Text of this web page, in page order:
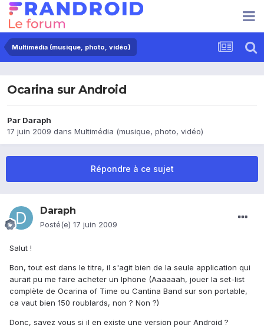
Multimédia (musique, photo, vidéo)
Ocarina sur Android
Par Daraph
17 juin 2009 dans Multimédia (musique, photo, vidéo)
Répondre à ce sujet
Daraph
Posté(e) 17 juin 2009
Salut !
Bon, tout est dans le titre, il s'agit bien de la seule application qui
aurait pu me faire acheter un Iphone (Aaaaaah, jouer la set-list
complète de Ocarina of Time ou Cantina Band sur son portable,
ca vaut bien 150 roublards, non ? Non ?)
Donc, savez vous si il en existe une version pour Android ?